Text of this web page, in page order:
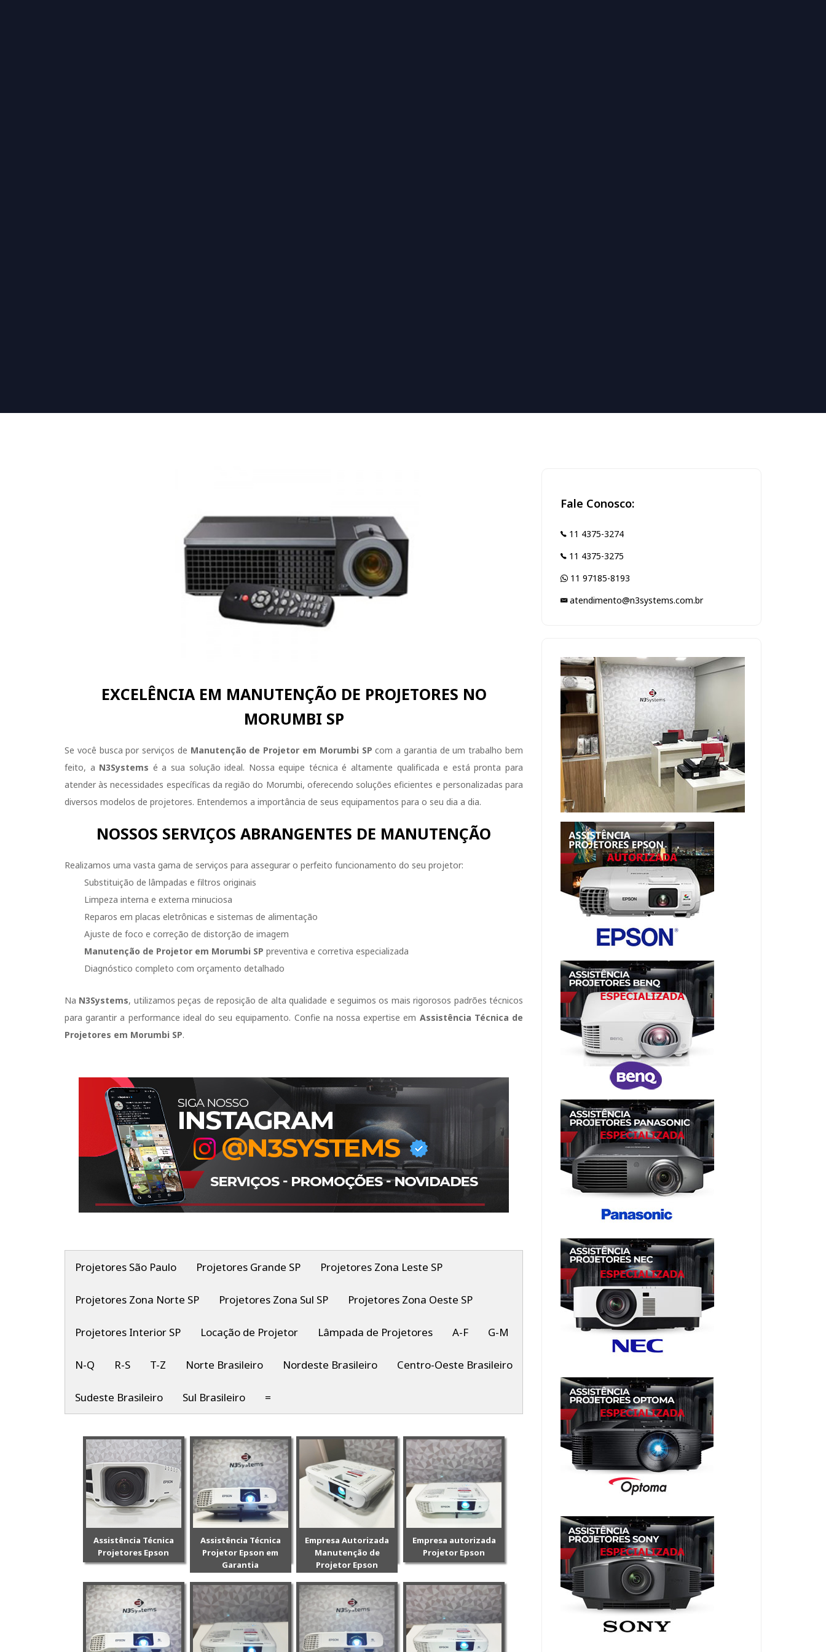
EXCELÊNCIA EM MANUTENÇÃO DE PROJETORES NO
MORUMBI SP
Se você busca por serviços de Manutenção de Projetor em Morumbi SP com a garantia de um trabalho bem
feito, a N3Systems é a sua solução ideal. Nossa equipe técnica é altamente qualificada e está pronta para
atender às necessidades específicas da região do Morumbi, oferecendo soluções eficientes e personalizadas para
diversos modelos de projetores. Entendemos a importância de seus equipamentos para o seu dia a dia.
NOSSOS SERVIÇOS ABRANGENTES DE MANUTENÇÃO
Realizamos uma vasta gama de serviços para assegurar o perfeito funcionamento do seu projetor:
Substituição de lâmpadas e filtros originais
Limpeza interna e externa minuciosa
Reparos em placas eletrônicas e sistemas de alimentação
Ajuste de foco e correção de distorção de imagem
Manutenção de Projetor em Morumbi SP preventiva e corretiva especializada
Diagnóstico completo com orçamento detalhado
Na N3Systems, utilizamos peças de reposição de alta qualidade e seguimos os mais rigorosos padrões técnicos
para garantir a performance ideal do seu equipamento. Confie na nossa expertise em Assistência Técnica de
Projetores em Morumbi SP.
Projetores São Paulo Projetores Grande SP Projetores Zona Leste SP
Projetores Zona Norte SP Projetores Zona Sul SP Projetores Zona Oeste SP
Projetores Interior SP Locação de Projetor Lâmpada de Projetores A-F G-M
N-Q R-S T-Z Norte Brasileiro Nordeste Brasileiro Centro-Oeste Brasileiro
Sudeste Brasileiro Sul Brasileiro =
Assistência Técnica
Projetores Epson
Assistência Técnica
Projetor Epson em
Garantia
Empresa Autorizada
Manutenção de
Projetor Epson
Empresa autorizada
Projetor Epson
Fale Conosco:
11 4375-3274
11 4375-3275
11 97185-8193
atendimento@n3systems.com.br